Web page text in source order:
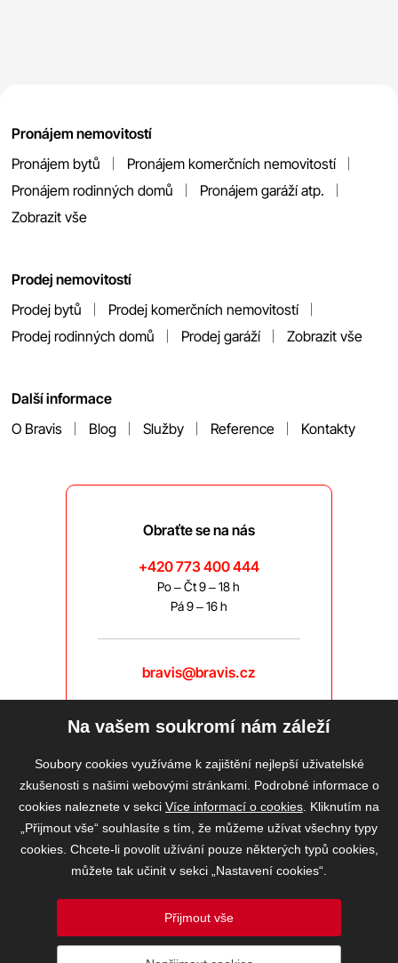
Pronájem nemovitostí
Pronájem bytů
Pronájem komerčních nemovitostí
Pronájem rodinných domů
Pronájem garáží atp.
Zobrazit vše
Prodej nemovitostí
Prodej bytů
Prodej komerčních nemovitostí
Prodej rodinných domů
Prodej garáží Zobrazit vše
Další informace
O Bravis
Blog Služby Reference Kontakty
Obraťte se na nás
+420 773 400 444
Po – Čt 9 – 18 h
Pá 9 – 16 h
bravis@bravis.cz
Na vašem soukromí nám záleží
Soubory cookies využíváme k zajištění nejlepší uživatelské
zkušenosti s našimi webovými stránkami. Podrobné informace o
cookies naleznete v sekci Více informací o cookies . Kliknutím na
„Přijmout vše“ souhlasíte s tím, že můžeme užívat všechny typy
cookies. Chcete-li povolit užívání pouze některých typů cookies,
můžete tak učinit v sekci „Nastavení cookies“.
Přijmout vše